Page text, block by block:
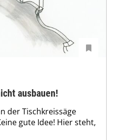
ausbauen!
der Tischkreissäge
gute Idee! Hier steht,